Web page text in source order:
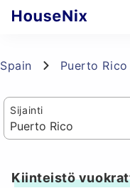
Spain Puerto Rico
Sijainti
Kiinteistö